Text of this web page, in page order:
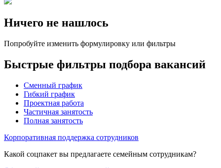
Ничего не нашлось
Попробуйте изменить формулировку или фильтры
Быстрые фильтры подбора вакансий
Сменный график
Гибкий график
Проектная работа
Частичная занятость
Полная занятость
Корпоративная поддержка сотрудников
Какой соцпакет вы предлагаете семейным сотрудникам?